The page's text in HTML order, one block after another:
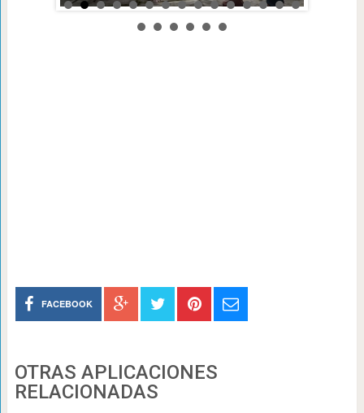
FACEBOOK
OTRAS APLICACIONES
RELACIONADAS